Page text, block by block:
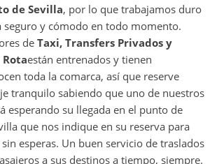
de Sevilla, por lo que trabajamos duro
seguro y cómodo en todo momento.
de Taxi, Transfers Privados y
Rotaestán entrenados y tienen
toda la comarca, así que reserve
tranquilo sabiendo que uno de nuestros
esperando su llegada en el punto de
que nos indique en su reserva para
sin esperas. Un buen servicio de traslados
a sus destinos a tiempo, siempre.